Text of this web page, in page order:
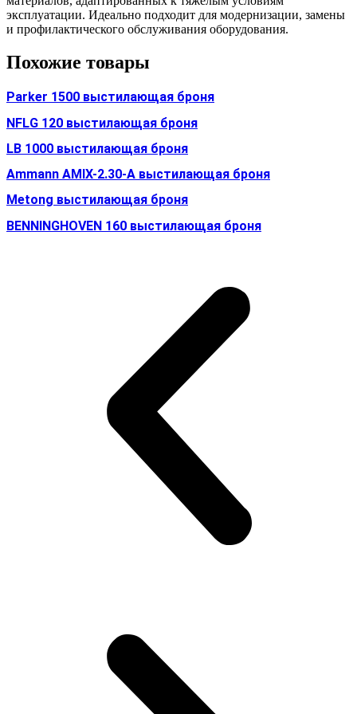
эксплуатации. Идеально подходит для модернизации, замены
и профилактического обслуживания оборудования.
Похожие товары
Parker 1500 выстилающая броня
NFLG 120 выстилающая броня
LB 1000 выстилающая броня
Ammann AMIX-2.30-A выстилающая броня
Metong выстилающая броня
BENNINGHOVEN 160 выстилающая броня